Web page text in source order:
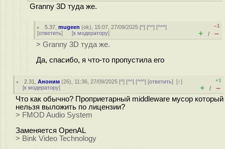
Granny 3D туда же.
5.37 ,mugeen (ok), 15:07, 27/09/2025 [^] [^^] [^^^]
[ответить] [к модератору]
–1
+ / –
> Granny 3D туда же.
Да, спасибо, я что-то пропустила его
2.31 ,Аноним (26), 11:36, 27/09/2025 [^] [^^] [^^^] [ответить][↑]
[к модератору]
+1
+ / –
Что как обычно? Проприетарный middleware мусор который
нельзя выложить по лицензии?
> FMOD Audio System
Заменяется OpenAL
> Bink Video Technology